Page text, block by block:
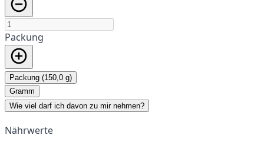
Packung
Packung (150,0 g)
Gramm
Wie viel darf ich davon zu mir nehmen?
Nährwerte